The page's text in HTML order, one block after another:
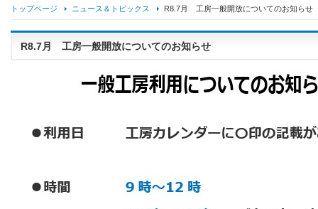
トップページ ニュース＆トピックス R8.7月 工房一般開放についてのお知らせ
R8.7月 工房一般開放についてのお知らせ